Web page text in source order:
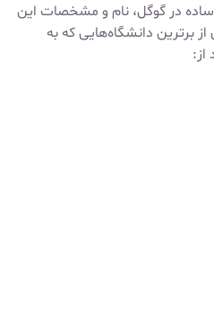
در گوگل، نام و مشخصات این
از برترین دانشگاه‌هایی که به
از: